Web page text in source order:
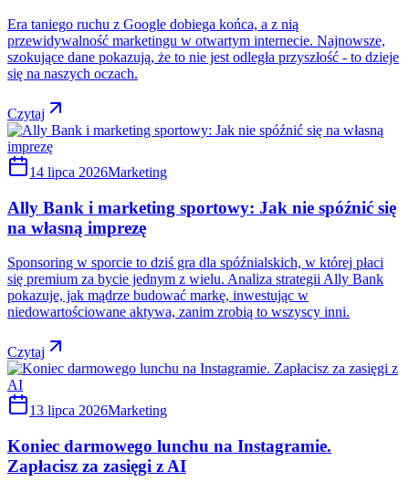
Era taniego ruchu z Google dobiega końca, a z nią
przewidywalność marketingu w otwartym internecie. Najnowsze,
szokujące dane pokazują, że to nie jest odległa przyszłość - to dzieje
się na naszych oczach.
Czytaj
14 lipca 2026Marketing
Ally Bank i marketing sportowy: Jak nie spóźnić się
na własną imprezę
Sponsoring w sporcie to dziś gra dla spóźnialskich, w której płaci
się premium za bycie jednym z wielu. Analiza strategii Ally Bank
pokazuje, jak mądrze budować markę, inwestując w
niedowartościowane aktywa, zanim zrobią to wszyscy inni.
Czytaj
13 lipca 2026Marketing
Koniec darmowego lunchu na Instagramie.
Zapłacisz za zasięgi z AI